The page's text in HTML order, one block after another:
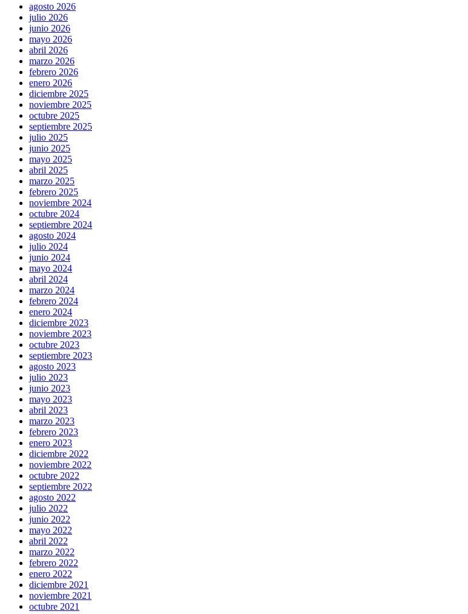
agosto 2026
julio 2026
junio 2026
mayo 2026
abril 2026
marzo 2026
febrero 2026
enero 2026
diciembre 2025
noviembre 2025
octubre 2025
septiembre 2025
julio 2025
junio 2025
mayo 2025
abril 2025
marzo 2025
febrero 2025
noviembre 2024
octubre 2024
septiembre 2024
agosto 2024
julio 2024
junio 2024
mayo 2024
abril 2024
marzo 2024
febrero 2024
enero 2024
diciembre 2023
noviembre 2023
octubre 2023
septiembre 2023
agosto 2023
julio 2023
junio 2023
mayo 2023
abril 2023
marzo 2023
febrero 2023
enero 2023
diciembre 2022
noviembre 2022
octubre 2022
septiembre 2022
agosto 2022
julio 2022
junio 2022
mayo 2022
abril 2022
marzo 2022
febrero 2022
enero 2022
diciembre 2021
noviembre 2021
octubre 2021